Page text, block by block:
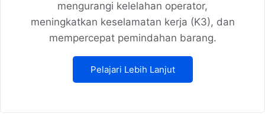
mengurangi kelelahan operator,
meningkatkan keselamatan kerja (K3), dan
mempercepat pemindahan barang.
Pelajari Lebih Lanjut